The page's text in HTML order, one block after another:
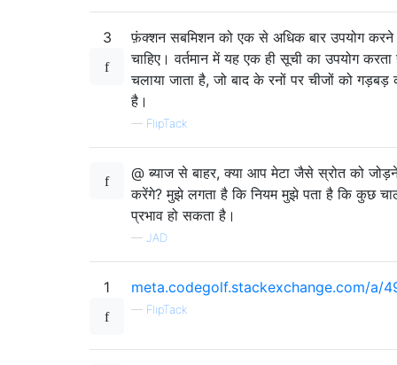
3
फ़ंक्शन सबमिशन को एक से अधिक बार उपयोग करने
चाहिए। वर्तमान में यह एक ही सूची का उपयोग
चलाया जाता है, जो बाद के रनों पर चीजों को
है।
— FlipTack
@ ब्याज से बाहर, क्या आप मेटा जैसे स्रोत को
करेंगे? मुझे लगता है कि नियम मुझे पता है कि कुछ
प्रभाव हो सकता है।
— JAD
1 meta.codegolf.stackexchange.com/a/
— FlipTack